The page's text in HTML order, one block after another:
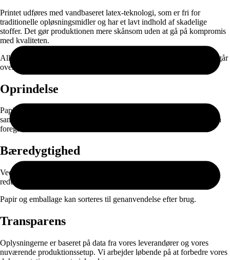
Printet udføres med vandbaseret latex-teknologi, som er fri for
traditionelle opløsningsmidler og har et lavt indhold af skadelige
stoffer. Det gør produktionen mere skånsom uden at gå på kompromis
med kvaliteten.
Alle produkter fremstilles først ved bestilling. Det betyder, at vi undgår
overproduktion og kun producerer det, der rent faktisk bliver brugt.
Oprindelse
Papiret produceres i EU og leveres gennem nøje udvalgte
samarbejdspartnere. Selve printet, færdigproduktionen og pakningen
foregår i Danmark.
Bæredygtighed
Ved at kombinere ansvarlige materialer med on-demand produktion
reducerer vi spild og unødvendig lagerproduktion.
Papir og emballage kan sorteres til genanvendelse efter brug.
Transparens
Oplysningerne er baseret på data fra vores leverandører og vores
nuværende produktionssetup. Vi arbejder løbende på at forbedre vores